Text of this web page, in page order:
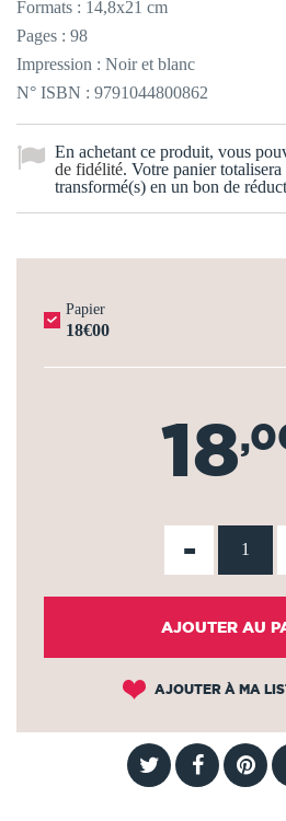
Formats : 14,8x21 cm
Pages : 98
Impression : Noir et blanc
N° ISBN : 9791044800862
En achetant ce produit, vous
de fidélité. Votre panier totalisera
transformé(s) en un bon de
Papier
18€00
18
-
AJOUTER AU
AJOUTER À MA